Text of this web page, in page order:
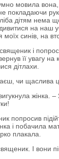
мовила
покладаючи
дітям нема
на наш
моїх синів, на
і
її увагу
дітлахи.
чи щаслива
жінка.
попросив
і побачила
плакала.
І вони